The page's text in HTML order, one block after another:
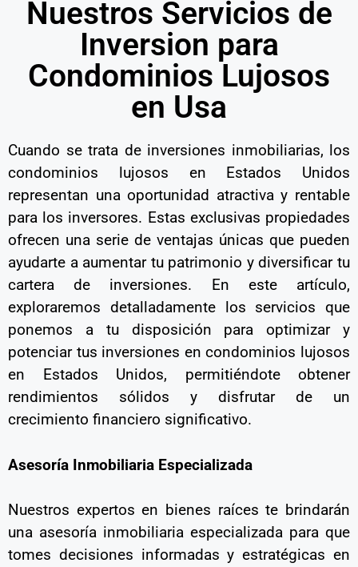
Nuestros Servicios de
Inversion para
Condominios Lujosos
en Usa
Cuando se trata de inversiones inmobiliarias, los
condominios lujosos en Estados Unidos
representan una oportunidad atractiva y rentable
para los inversores. Estas exclusivas propiedades
ofrecen una serie de ventajas únicas que pueden
ayudarte a aumentar tu patrimonio y diversificar tu
cartera de inversiones. En este artículo,
exploraremos detalladamente los servicios que
ponemos a tu disposición para optimizar y
potenciar tus inversiones en condominios lujosos
en Estados Unidos, permitiéndote obtener
rendimientos sólidos y disfrutar de un
crecimiento financiero significativo.
Asesoría Inmobiliaria Especializada
Nuestros expertos en bienes raíces te brindarán
una asesoría inmobiliaria especializada para que
tomes decisiones informadas y estratégicas en